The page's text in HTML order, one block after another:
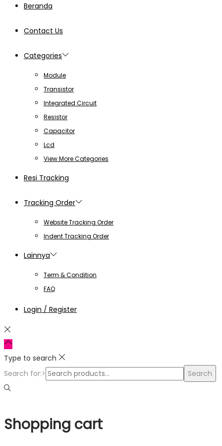
Beranda
Contact Us
Categories
Module
Transistor
Integrated Circuit
Resistor
Capacitor
Lcd
View More Categories
Resi Tracking
Tracking Order
Website Tracking Order
Indent Tracking Order
Lainnya
Term & Condition
FAQ
Login / Register
Type to search
Search for:>
Search
Shopping cart